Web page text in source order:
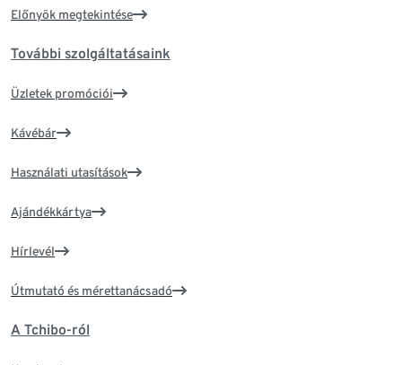
Előnyök megtekintése
További szolgáltatásaink
Üzletek promóciói
Kávébár
Használati utasítások
Ajándékkártya
Hírlevél
Útmutató és mérettanácsadó
A Tchibo-ról